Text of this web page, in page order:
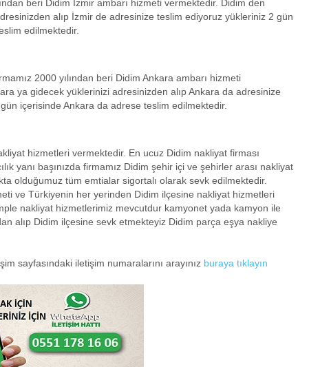
beri Didim İzmir ambarı hizmeti vermektedir. Didim den
alıp İzmir de adresinize teslim ediyoruz yükleriniz 2 gün
edilmektedir.
2000 yılından beri Didim Ankara ambarı hizmeti
ya gidecek yüklerinizi adresinizden alıp Ankara da adresinize
içerisinde Ankara da adrese teslim edilmektedir.
hizmetleri vermektedir. En ucuz Didim nakliyat firması
yanı başınızda firmamız Didim şehir içi ve şehirler arası nakliyat
olduğumuz tüm emtialar sigortalı olarak sevk edilmektedir.
ve Türkiyenin her yerinden Didim ilçesine nakliyat hizmetleri
nakliyat hizmetlerimiz mevcutdur kamyonet yada kamyon ile
alıp Didim ilçesine sevk etmekteyiz Didim parça eşya nakliye
sayfasındaki iletişim numaralarını arayınız buraya tıklayın